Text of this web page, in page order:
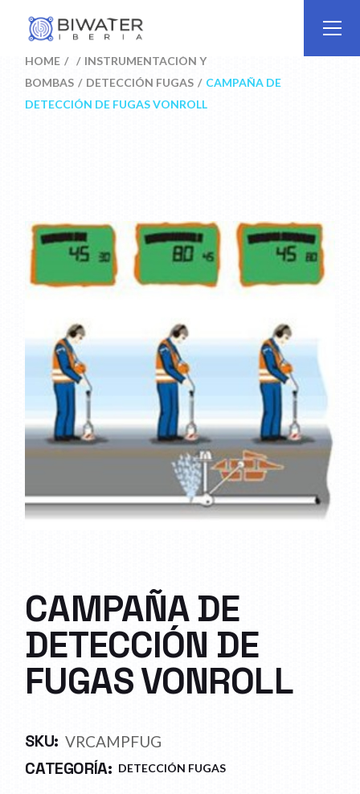
content
HOME
INSTRUMENTACIÓN Y
BOMBAS
DETECCIÓN FUGAS
CAMPAÑA DE
DETECCIÓN DE FUGAS VONROLL
CAMPAÑA DE
DETECCIÓN DE
FUGAS VONROLL
SKU: VRCAMPFUG
CATEGORÍA: DETECCIÓN FUGAS